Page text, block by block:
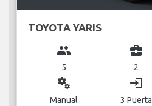
TOYOTA YARIS
group
5
business_center
2
miscellaneous_services
Manual
login
3 Puerta